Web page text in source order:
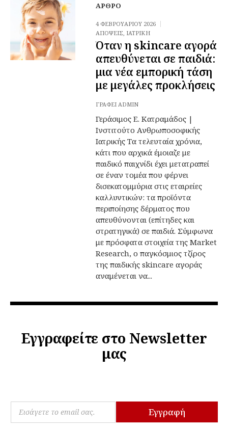
ΆΡΘΡΟ
4 ΦΕΒΡΟΥΑΡΊΟΥ 2026
ΑΠΌΨΕΙΣ ΙΑΤΡΙΚΉ
Όταν η skincare αγορά
απευθύνεται σε παιδιά:
μια νέα εμπορική τάση
με μεγάλες προκλήσεις
ΓΡΆΦΕΙ ADMIN
Γεράσιμος Ε. Κατραμάδος |
Ινστιτούτο Ανθρωποσοφικής
Ιατρικής Τα τελευταία χρόνια,
κάτι που αρχικά έμοιαζε με
παιδικό παιχνίδι έχει μετατραπεί
σε έναν τομέα που φέρνει
δισεκατομμύρια στις εταιρείες
καλλυντικών: τα προϊόντα
περιποίησης δέρματος που
απευθύνονται (επίτηδες και
στρατηγικά) σε παιδιά. Σύμφωνα
με πρόσφατα στοιχεία της Market
Research, ο παγκόσμιος τζίρος
της παιδικής skincare αγοράς
αναμένεται να...
Εγγραφείτε στο Newsletter
μας
E
a
Εγγραφή